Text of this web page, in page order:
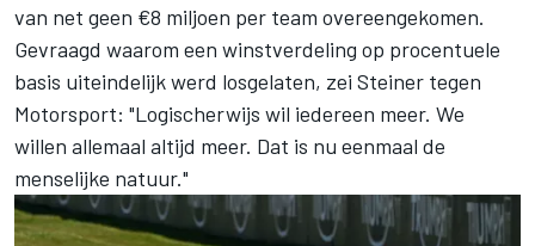
van net geen €8 miljoen per team overeengekomen.
Gevraagd waarom een winstverdeling op procentuele
basis uiteindelijk werd losgelaten, zei Steiner tegen
Motorsport: "Logischerwijs wil iedereen meer. We
willen allemaal altijd meer. Dat is nu eenmaal de
menselijke natuur."